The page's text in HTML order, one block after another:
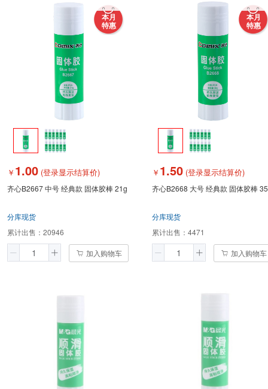
本月
特惠
￥ 1.00 (登录显示结算价)
齐心B2667 中号 经典款 固体胶棒 21g
分库现货
累计出售： 20946
加入购物车
本月
特惠
￥ 1.50 (登录显示结算价)
齐心B2668 大号 经典款 固体胶
分库现货
累计出售： 4471
加入购物车